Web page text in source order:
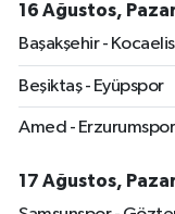
16 Ağustos,
Başakşehir -
Beşiktaş - Eyüpspor
Amed - Erzurumspor
17 Ağustos,